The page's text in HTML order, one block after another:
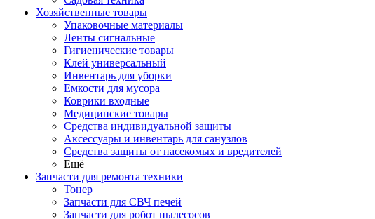
Хозяйственные товары
Упаковочные материалы
Ленты сигнальные
Гигиенические товары
Клей универсальный
Инвентарь для уборки
Емкости для мусора
Коврики входные
Медицинские товары
Средства индивидуальной защиты
Аксессуары и инвентарь для санузлов
Средства защиты от насекомых и вредителей
Ещё
Запчасти для ремонта техники
Тонер
Запчасти для СВЧ печей
Запчасти для робот пылесосов